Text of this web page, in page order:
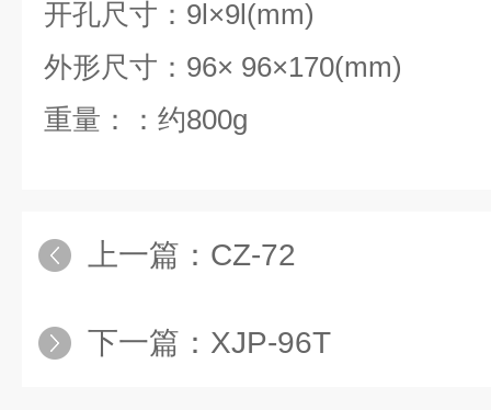
开孔尺寸：9l×9l(mm)
外形尺寸：96× 96×170(mm)
重量：：约800g
上一篇： CZ-72
下一篇： XJP-96T